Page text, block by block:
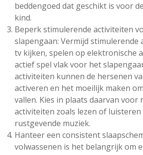
beddengoed dat geschikt is voor
kind.
Beperk stimulerende activiteiten
slapengaan: Vermijd stimulerende
tv kijken, spelen op elektronische
actief spel vlak voor het
activiteiten kunnen de hersenen
activeren en het moeilijk maken
vallen. Kies in plaats daarvan voor
activiteiten zoals lezen of
rustgevende muziek.
Hanteer een consistent
volwassenen is het belangrijk om